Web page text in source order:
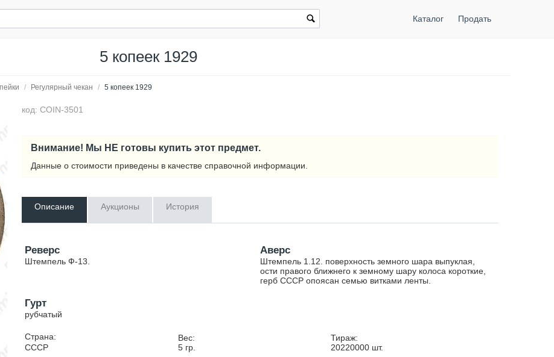
Каталог Продать
5 копеек 1929
/ Регулярный чекан / 5 копеек 1929
код: COIN-3501
Внимание! Мы НЕ готовы купить этот предмет.
Данные о стоимости приведены в качестве справочной информации.
Описание Аукционы История
Реверс
Штемпель Ф-13.
Аверс
Штемпель 1.12. поверхность земного шара выпуклая,
ости правого ближнего к земному шару колоса короткие,
герб СССР опоясан семью витками ленты.
Гурт
рубчатый
Страна:
СССР
Вес:
5гр.
Тираж:
20220000 шт.